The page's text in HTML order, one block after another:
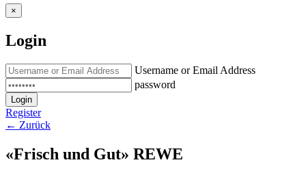
×
Login
Username or Email Address
password
Login
Register
← Zurück
«Frisch und Gut» REWE